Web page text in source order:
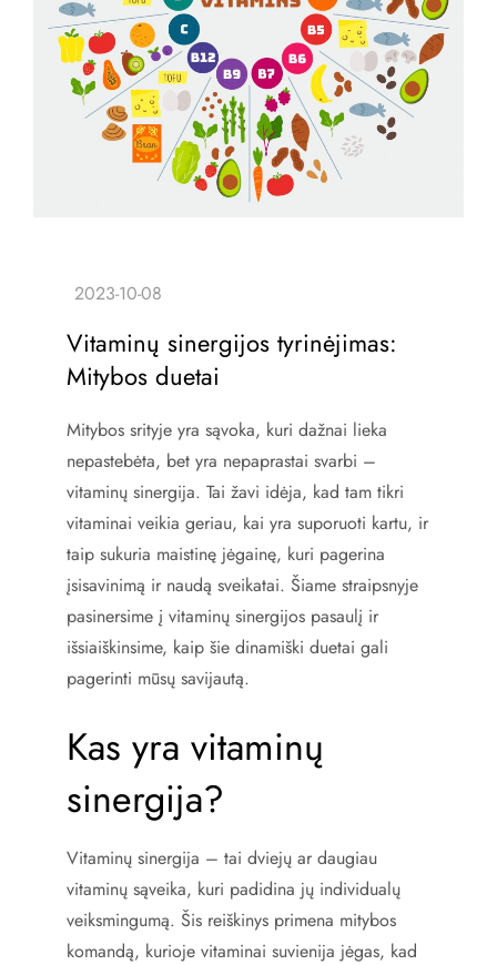
Vitaminų sinergijos tyrinėjimas:
Mitybos duetai
Mitybos srityje yra sąvoka, kuri dažnai lieka
nepastebėta, bet yra nepaprastai svarbi –
vitaminų sinergija. Tai žavi idėja, kad tam tikri
vitaminai veikia geriau, kai yra suporuoti kartu, ir
taip sukuria maistinę jėgainę, kuri pagerina
įsisavinimą ir naudą sveikatai. Šiame straipsnyje
pasinersime į vitaminų sinergijos pasaulį ir
išsiaiškinsime, kaip šie dinamiški duetai gali
pagerinti mūsų savijautą.
Kas yra vitaminų
sinergija?
Vitaminų sinergija – tai dviejų ar daugiau
vitaminų sąveika, kuri padidina jų individualų
veiksmingumą. Šis reiškinys primena mitybos
komandą, kurioje vitaminai suvienija jėgas, kad